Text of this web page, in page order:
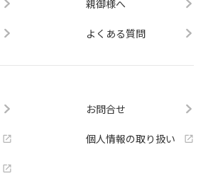
親御様へ
よくある質問
お問合せ
個人情報の取り扱い